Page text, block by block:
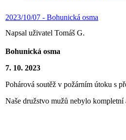
2023/10/07 - Bohunická osma
Napsal uživatel Tomáš G.
Bohunická osma
7. 10. 2023
Pohárová soutěž v požárním útoku s
Naše družstvo mužů nebylo